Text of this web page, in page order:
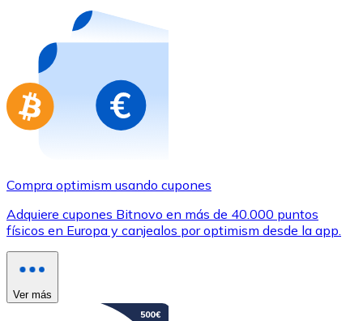
Compra tarjetas regalo de tus marcas favoritas con
Ir a la tienda de tarjetas regalo
Compra optimism usando cupones
Adquiere cupones Bitnovo en más de 40.000 puntos
físicos en Europa y canjealos por optimism desde la app.
Ver más